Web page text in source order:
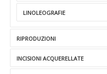
LINOLEOGRAFIE
RIPRODUZIONI
INCISIONI ACQUERELLATE